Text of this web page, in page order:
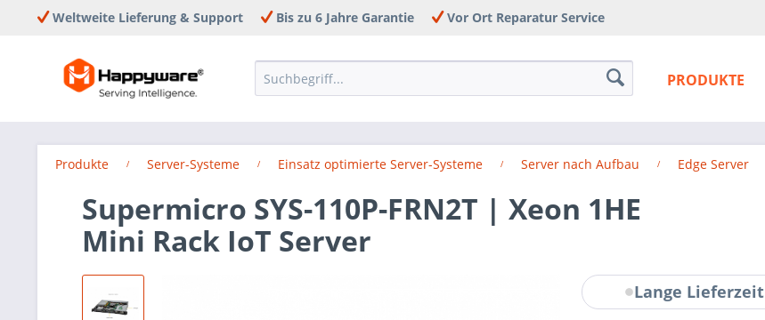
Weltweite Lieferung & Support Bis zu 6 Jahre Garantie Vor Ort Reparatur Service
PRODUKTE
Produkte Server-Systeme Einsatz optimierte Server-Systeme Server nach Aufbau Edge Server
Supermicro SYS-110P-FRN2T | Xeon 1HE
Mini Rack IoT Server
Lange Lieferzeit